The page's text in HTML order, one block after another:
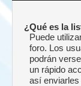
¿Qué es la
Puede
foro. Los
podrán
un rápido
así enviarles